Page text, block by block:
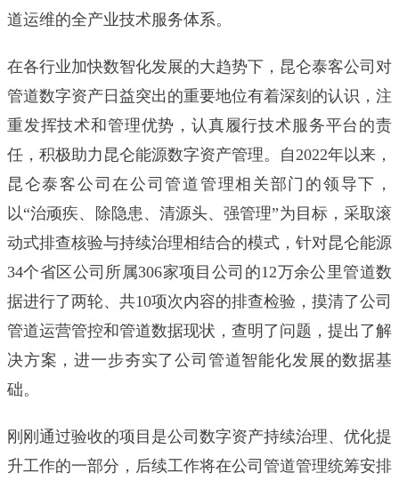
道运维的全产业技术服务体系。
在各行业加快数智化发展的大趋势下，昆仑泰客公司对
管道数字资产日益突出的重要地位有着深刻的认识，注
重发挥技术和管理优势，认真履行技术服务平台的责
任，积极助力昆仑能源数字资产管理。自2022年以来，
昆仑泰客公司在公司管道管理相关部门的领导下，
以“治顽疾、除隐患、清源头、强管理”为目标，采取滚
动式排查核验与持续治理相结合的模式，针对昆仑能源
34个省区公司所属306家项目公司的12万余公里管道数
据进行了两轮、共10项次内容的排查检验，摸清了公司
管道运营管控和管道数据现状，查明了问题，提出了解
决方案，进一步夯实了公司管道智能化发展的数据基
础。
刚刚通过验收的项目是公司数字资产持续治理、优化提
升工作的一部分，后续工作将在公司管道管理统筹安排